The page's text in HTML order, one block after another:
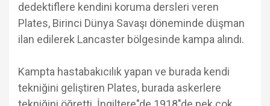
dedektiflere kendini koruma dersleri veren
Plates, Birinci Dünya Savaşı döneminde düşman
ilan edilerek Lancaster bölgesinde kampa alındı.
Kampta hastabakıcılık yapan ve burada kendi
tekniğini geliştiren Plates, burada askerlere